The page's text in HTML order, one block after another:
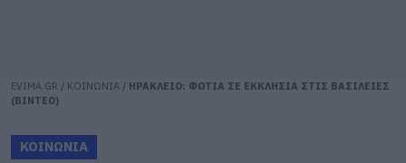
EVIMA.GR / ΚΟΙΝΩΝΙΑ / ΗΡΑΚΛΕΙΟ: ΦΩΤΙΑ ΣΕ ΕΚΚΛΗΣΙΑ ΣΤΙΣ ΒΑΣΙΛΕΙΕΣ
(ΒΙΝΤΕΟ)
ΚΟΙΝΩΝΙΑ